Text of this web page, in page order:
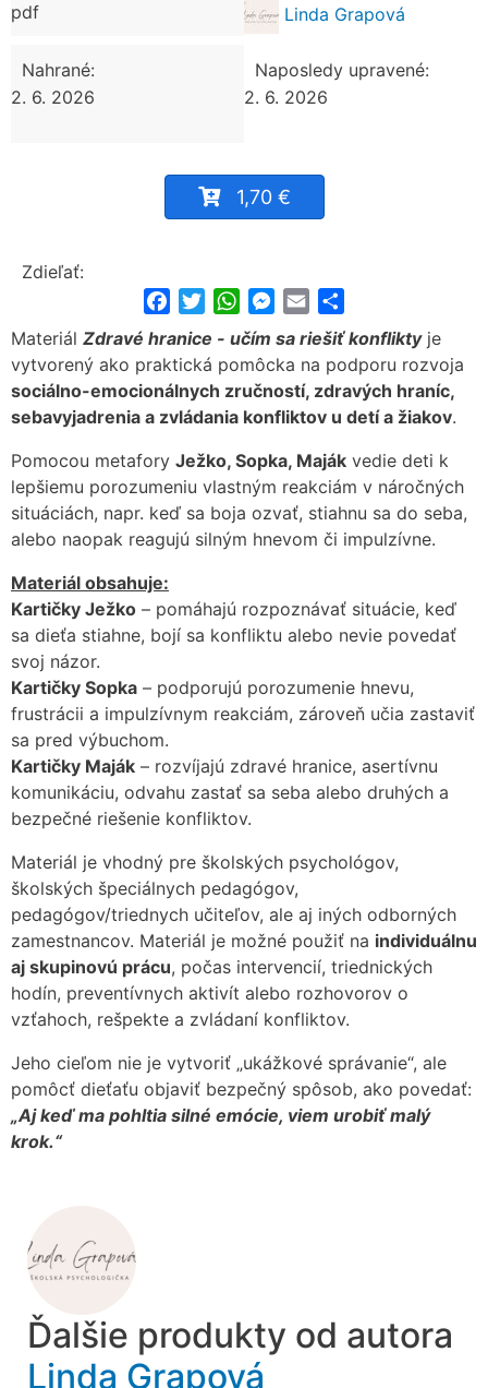
pdf
Linda Grapová
Nahrané:
2. 6. 2026
Naposledy upravené:
2. 6. 2026
1,70 €
Zdieľať:
FacebookTwitterWhatsApp
Messenger
Email
Materiál Zdravé hranice - učím sa riešiť konfliktyje
vytvorený ako praktická pomôcka na podporu rozvoja
sociálno-emocionálnych zručností, zdravých hraníc,
sebavyjadrenia a zvládania konfliktov u detí a žiakov.
Pomocou metafory Ježko, Sopka, Maják vedie deti k
lepšiemu porozumeniu vlastným reakciám v náročných
situáciách, napr. keď sa boja ozvať, stiahnu sa do seba,
alebo naopak reagujú silným hnevom či impulzívne.
Materiál obsahuje:
Kartičky Ježko – pomáhajú rozpoznávať situácie, keď
sa dieťa stiahne, bojí sa konfliktu alebo nevie povedať
svoj názor.
Kartičky Sopka – podporujú porozumenie hnevu,
frustrácii a impulzívnym reakciám, zároveň učia zastaviť
sa pred výbuchom.
Kartičky Maják – rozvíjajú zdravé hranice, asertívnu
komunikáciu, odvahu zastať sa seba alebo druhých a
bezpečné riešenie konfliktov.
Materiál je vhodný pre školských psychológov,
školských špeciálnych pedagógov,
pedagógov/triednych učiteľov, ale aj iných odborných
zamestnancov. Materiál je možné použiť na individuálnu
aj skupinovú prácu, počas intervencií, triednických
hodín, preventívnych aktivít alebo rozhovorov o
vzťahoch, rešpekte a zvládaní konfliktov.
Jeho cieľom nie je vytvoriť „ukážkové správanie“, ale
pomôcť dieťaťu objaviť bezpečný spôsob, ako povedať:
„Aj keď ma pohltia silné emócie, viem urobiť malý
krok.“
Ďalšie produkty od autora
Linda Grapová